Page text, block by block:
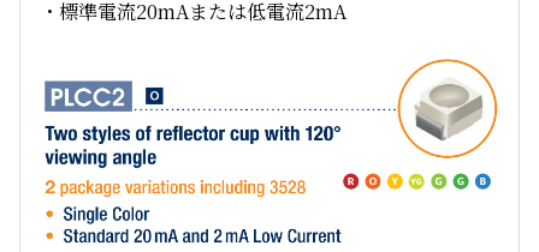
・標準電流20mAまたは低電流2mA